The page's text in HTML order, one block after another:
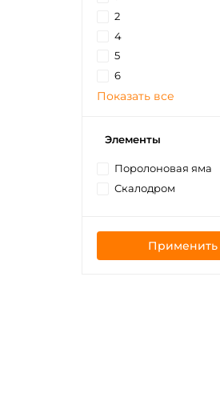
2
4
5
6
Показать все
Элементы
Поролоновая яма
Скалодром
Применить